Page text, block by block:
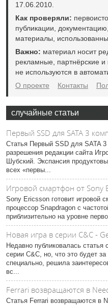
17.06.2010.
Как проверяли:
публикации,
материалы,
Важно: материал носит
рекламные, партнёрские
не используются в
О проекте
Контакты
случайные статьи
Первый SSD для SATA 3
Статья Первый SSD для SATA
разрешения редакции сайта
Шубский. Экспансия
всех «первы...
Игровой смартфон от Sony
Sony Ericsson готовит игровой
процессор Snapdragon с
приблизительно на уровне
Новая игра в серии C&C -
Недавно публиковалась статья
серии C&C, но, что это будет
специально, решила
вс...
Ferrari возвращаются в
Статья Ferrari возвращаются в